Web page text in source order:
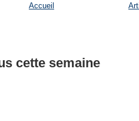
Accueil
cette semaine